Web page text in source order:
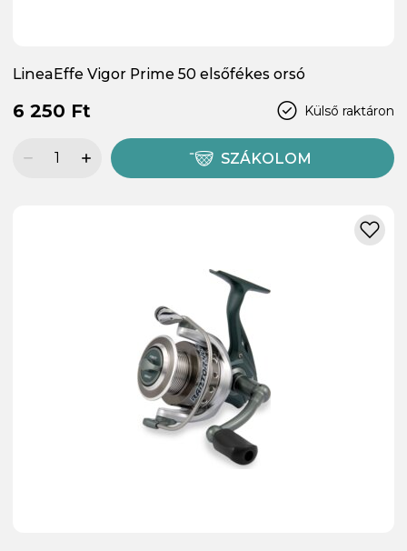
LineaEffe Vigor Prime 50 elsőfékes orsó
Külső raktáron
6 250 Ft
SZÁKOLOM